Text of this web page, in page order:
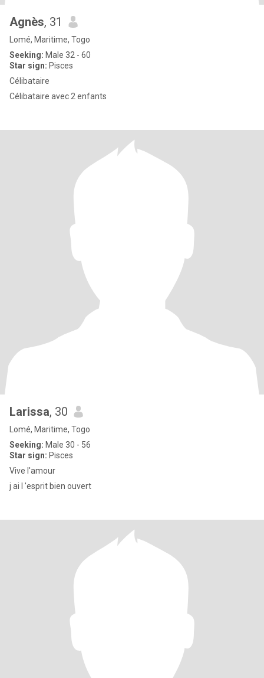
Agnès, 31
Lomé, Maritime, Togo
Seeking: Male 32 - 60
Star sign: Pisces
Célibataire
Célibataire avec 2 enfants
Larissa, 30
Lomé, Maritime, Togo
Seeking: Male 30 - 56
Star sign: Pisces
Vive l'amour
j ai l 'esprit bien ouvert